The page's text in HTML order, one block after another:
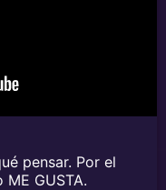
pensar. Por el
GUSTA.